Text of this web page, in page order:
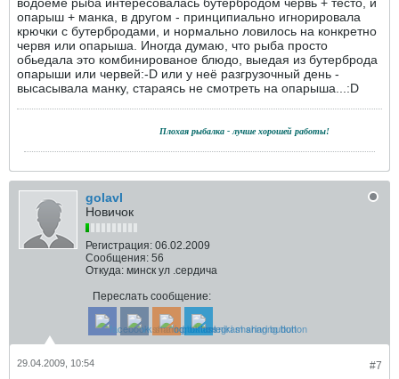
опарыш + манка, в другом - принципиально игнорировала
крючки с бутербродами, и нормально ловилось на конкретно
червя или опарыша. Иногда думаю, что рыба просто
обьедала это комбинированое блюдо, выедая из бутерброда
опарыши или червей:-D или у неё разгрузочный день -
высасывала манку, стараясь не смотреть на опарыша...:D
Плохая рыбалка - лучше хорошей работы!
golavl
Новичок
Регистрация: 06.02.2009
Сообщения: 56
Откуда: минск ул .сердича
Переслать сообщение:
#7
29.04.2009, 10:54